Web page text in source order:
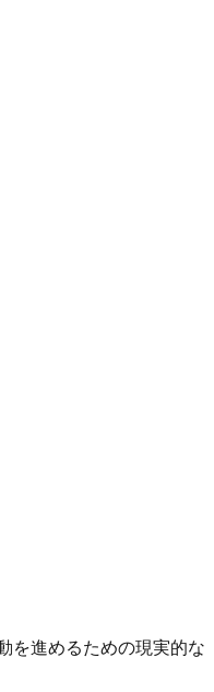
を進めるための現実的な